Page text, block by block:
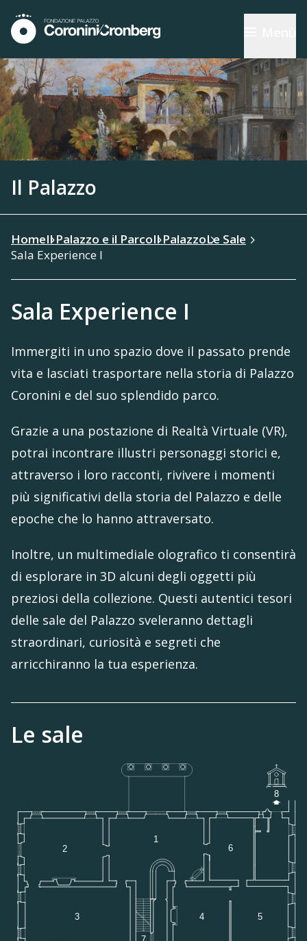
Il Palazzo
HomeIl Palazzo e il ParcoIl PalazzoLe Sale
Sala Experience I
Sala Experience I
Immergiti in uno spazio dove il passato prende
vita e lasciati trasportare nella storia di Palazzo
Coronini e del suo splendido parco.
Grazie a una postazione di Realtà Virtuale (VR),
potrai incontrare illustri personaggi storici e,
attraverso i loro racconti, rivivere i momenti
più significativi della storia del Palazzo e delle
epoche che lo hanno attraversato.
Inoltre, un multimediale olografico ti consentirà
di esplorare in 3D alcuni degli oggetti più
preziosi della collezione. Questi autentici tesori
delle sale del Palazzo sveleranno dettagli
straordinari, curiosità e segreti che
arricchiranno la tua esperienza.
Le sale